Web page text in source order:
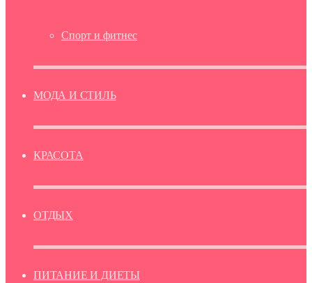
Спорт и фитнес
МОДА И СТИЛЬ
КРАСОТА
ОТДЫХ
ПИТАНИЕ И ДИЕТЫ